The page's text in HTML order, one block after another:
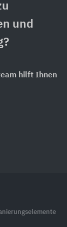
und
hilft Ihnen